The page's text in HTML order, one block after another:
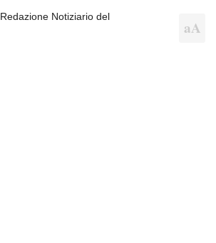
Redazione Notiziario del